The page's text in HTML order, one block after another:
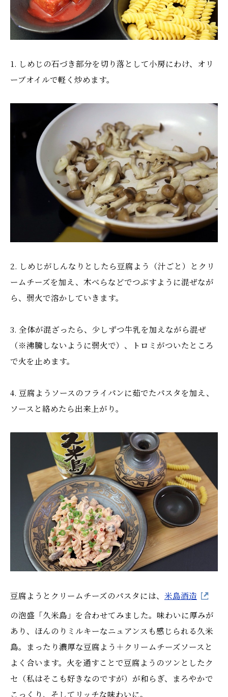
1. しめじの石づき部分を切り落として小房にわけ、オリ
ーブオイルで軽く炒めます。
2. しめじがしんなりとしたら豆腐よう（汁ごと）とクリ
ームチーズを加え、木べらなどでつぶすように混ぜなが
ら、弱火で溶かしていきます。
3. 全体が混ざったら、少しずつ牛乳を加えながら混ぜ
（※沸騰しないように弱火で）、トロミがついたところ
で火を止めます。
4. 豆腐ようソースのフライパンに茹でたパスタを加え、
ソースと絡めたら出来上がり。
豆腐ようとクリームチーズのパスタには、 米島酒造
の泡盛「久米島」を合わせてみました。味わいに厚みが
あり、ほんのりミルキーなニュアンスも感じられる久米
島。まったり濃厚な豆腐よう＋クリームチーズソースと
よく合います。火を通すことで豆腐ようのツンとしたク
セ（私はそこも好きなのですが）が和らぎ、まろやかで
こっくり、そしてリッチな味わいに。